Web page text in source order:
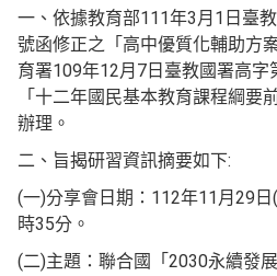
一、依據教育部111年3月1日臺
號函修正之「高中優質化輔助方
育署109年12月7日臺教國署高
「十二年國民基本教育課程綱要
辦理。
二、旨揭研習資訊摘要如下:
(一)分享會日期：112年11月29
時35分。
(二)主題：聯合國「2030永續發